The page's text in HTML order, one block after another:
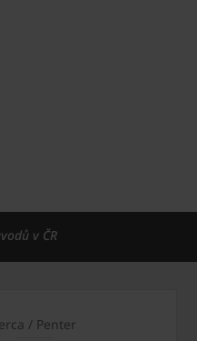
v ČR
/ Penter